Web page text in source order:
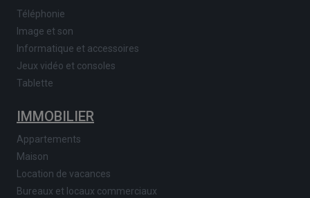
Téléphonie
Image et son
Informatique et accessoires
Jeux vidéo et consoles
Tablette
IMMOBILIER
Appartements
Maison
Location de vacances
Bureaux et locaux commerciaux